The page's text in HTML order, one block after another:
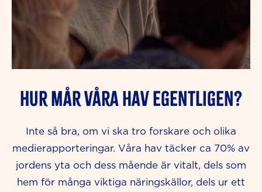
Hur mår våra hav egentligen?
Inte så bra, om vi ska tro forskare och olika
medierapporteringar. Våra hav täcker ca 70% av
jordens yta och dess mående är vitalt, dels som
hem för många viktiga näringskällor, dels ur ett